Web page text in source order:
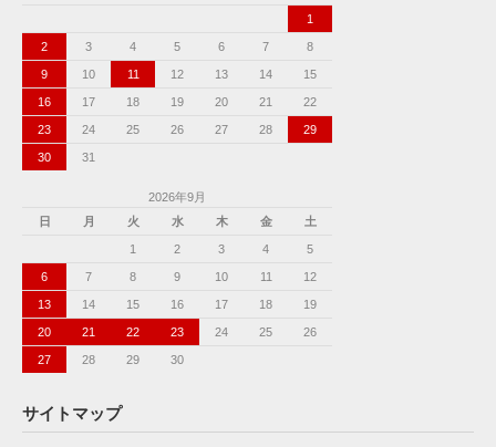
1
2 3 4 5 6 7 8
9 10 11 12 13 14 15
16 17 18 19 20 21 22
23 24 25 26 27 28 29
30 31
2026年9月
日
月 火 水 木 金 土
1 2 3 4 5
6 7 8 9 10 11 12
13 14 15 16 17 18 19
20 21 22 23 24 25 26
27 28 29 30
サイトマップ